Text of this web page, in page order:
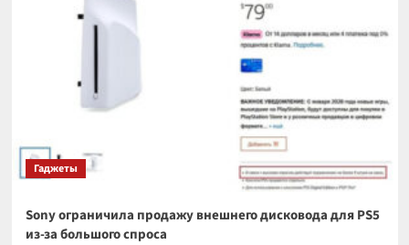
Гаджеты
Sony ограничила продажу внешнего дисковода для PS5
из-за большого спроса